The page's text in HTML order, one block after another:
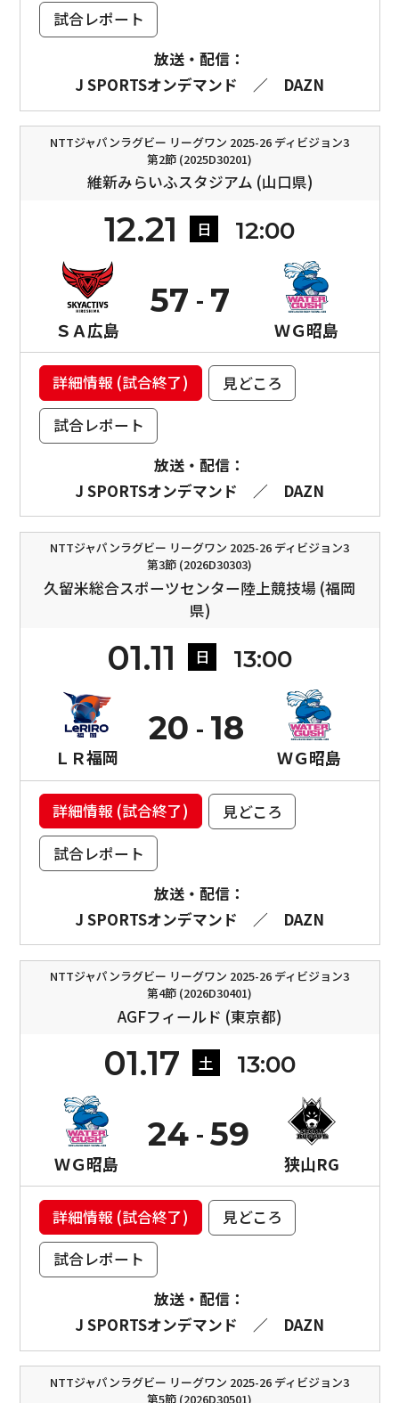
試合レポート
放送・配信：
J SPORTSオンデマンド
／ DAZN
NTTジャパンラグビー リーグワン 2025-26 ディビジョン3
第2節 (2025D30201)
維新みらいふスタジアム (山口県)
12.21 日 12:00
ＳＡ広島
57
ＷＧ昭島
7
詳細情報 (試合終了)
見どころ
試合レポート
放送・配信：
J SPORTSオンデマンド
／ DAZN
NTTジャパンラグビー リーグワン 2025-26 ディビジョン3
第3節 (2026D30303)
久留米総合スポーツセンター陸上競技場 (福岡
県)
01.11 日 13:00
ＬＲ福岡
20
ＷＧ昭島
18
詳細情報 (試合終了)
見どころ
試合レポート
放送・配信：
J SPORTSオンデマンド
／ DAZN
NTTジャパンラグビー リーグワン 2025-26 ディビジョン3
第4節 (2026D30401)
AGFフィールド (東京都)
01.17 土 13:00
ＷＧ昭島
24
狭山RG
59
詳細情報 (試合終了)
見どころ
試合レポート
放送・配信：
J SPORTSオンデマンド
／ DAZN
NTTジャパンラグビー リーグワン 2025-26 ディビジョン3
第5節 (2026D30501)